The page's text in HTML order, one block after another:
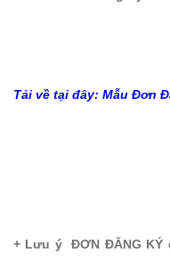
Tải về tại đây: Mẫu Đơn
+ Lưu ý ĐƠN ĐĂNG KÝ